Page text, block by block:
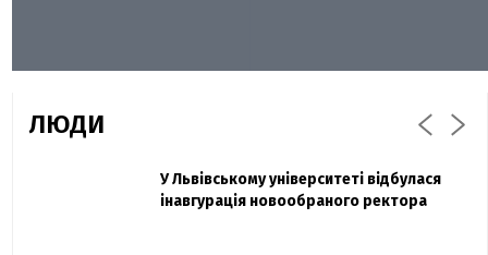
ЛЮДИ
Павло Дак
«Час не лікує, лише притуплює біль»:
Захисник "Азовсталі" Діанов вдруге
одружився та показав фото з весілля
У Львівському університеті відбулася
інавгурація новообраного ректора